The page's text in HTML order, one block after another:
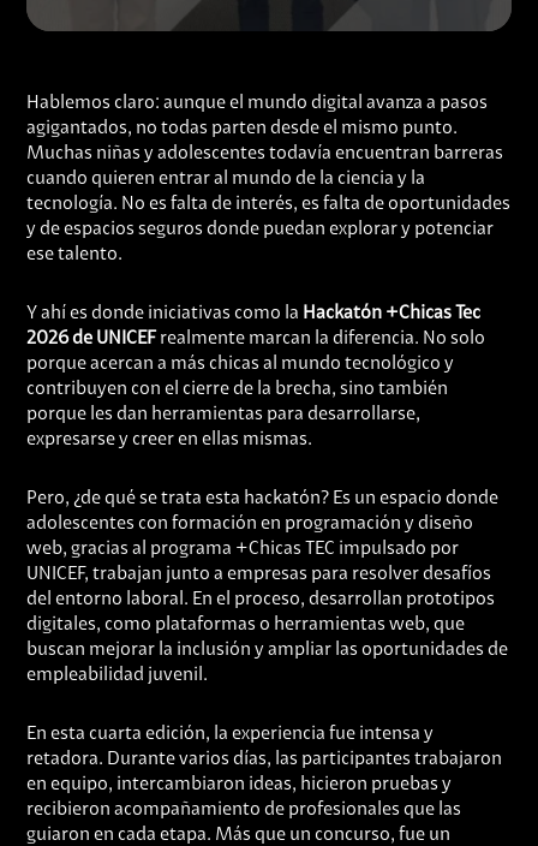
Hablemos claro: aunque el mundo digital avanza a pasos
agigantados, no todas parten desde el mismo punto.
Muchas niñas y adolescentes todavía encuentran barreras
cuando quieren entrar al mundo de la ciencia y la
tecnología. No es falta de interés, es falta de oportunidades
y de espacios seguros donde puedan explorar y potenciar
ese talento.
Y ahí es donde iniciativas como la Hackatón +Chicas Tec
2026 de UNICEF realmente marcan la diferencia. No solo
porque acercan a más chicas al mundo tecnológico y
contribuyen con el cierre de la brecha, sino también
porque les dan herramientas para desarrollarse,
expresarse y creer en ellas mismas.
Pero, ¿de qué se trata esta hackatón? Es un espacio donde
adolescentes con formación en programación y diseño
web, gracias al programa +Chicas TEC impulsado por
UNICEF, trabajan junto a empresas para resolver desafíos
del entorno laboral. En el proceso, desarrollan prototipos
digitales, como plataformas o herramientas web, que
buscan mejorar la inclusión y ampliar las oportunidades de
empleabilidad juvenil.
En esta cuarta edición, la experiencia fue intensa y
retadora. Durante varios días, las participantes trabajaron
en equipo, intercambiaron ideas, hicieron pruebas y
recibieron acompañamiento de profesionales que las
guiaron en cada etapa. Más que un concurso, fue un